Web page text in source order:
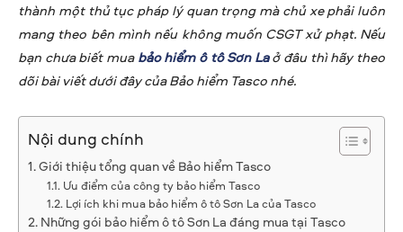
thành một thủ tục pháp lý quan trọng mà chủ xe phải luôn
mang theo bên mình nếu không muốn CSGT xử phạt. Nếu
bạn chưa biết muabảo hiểm ô tô Sơn Laở đâu thì hãy theo
dõi bài viết dưới đây của Bảo hiểm Tasco nhé.
Nội dung chính
Giới thiệu tổng quan về Bảo hiểm Tasco
Ưu điểm của công ty bảo hiểm Tasco
Lợi ích khi mua bảo hiểm ô tô Sơn La của Tasco
Những gói bảo hiểm ô tô Sơn La đáng mua tại Tasco